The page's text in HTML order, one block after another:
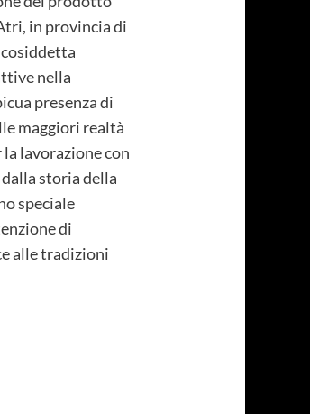
in provincia di
cosiddetta
nella
presenza di
maggiori realtà
lavorazione con
storia della
speciale
di
alle tradizioni